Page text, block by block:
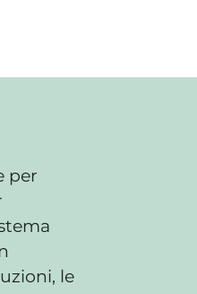
per
le